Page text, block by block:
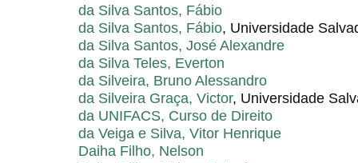
da Silva Santos, Fábio
da Silva Santos, Fábio, Universidade
da Silva Santos, José Alexandre
da Silva Teles, Everton
da Silveira, Bruno Alessandro
da Silveira Graça, Victor, Universidade
da UNIFACS, Curso de Direito
da Veiga e Silva, Vitor Henrique
Daiha Filho, Nelson